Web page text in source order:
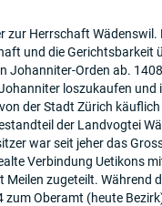
zur Herrschaft Wädenswil.
und die Gerichtsbarkeit
Johanniter-Orden ab.
loszukaufen und
der Stadt Zürich
der Landvogtei
war seit jeher das
Verbindung Uetikons
Meilen zugeteilt. Während
zum Oberamt (heute